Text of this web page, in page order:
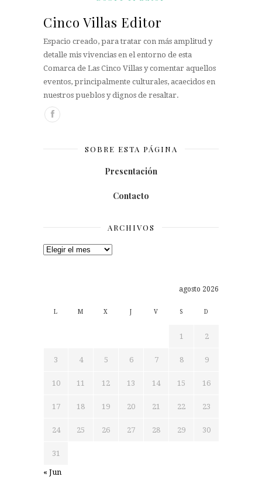
Cinco Villas Editor
Espacio creado, para tratar con más amplitud y
detalle mis vivencias en el entorno de esta
Comarca de Las Cinco Villas y comentar aquellos
eventos, principalmente culturales, acaecidos en
nuestros pueblos y dignos de resaltar.
SOBRE ESTA PÁGINA
Presentación
Contacto
ARCHIVOS
Archivos
agosto 2026
L M X J V S D
1 2
3 4 5 6 7 8 9
10 11 12 13 14 15 16
17 18 19 20 21 22 23
24 25 26 27 28 29 30
31
« Jun